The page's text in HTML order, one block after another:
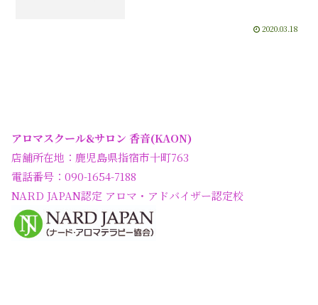
2020.03.18
アロマスクール&サロン 香音(KAON)
店舗所在地：鹿児島県指宿市十町763
電話番号：090-1654-7188
NARD JAPAN認定 アロマ・アドバイザー認定校